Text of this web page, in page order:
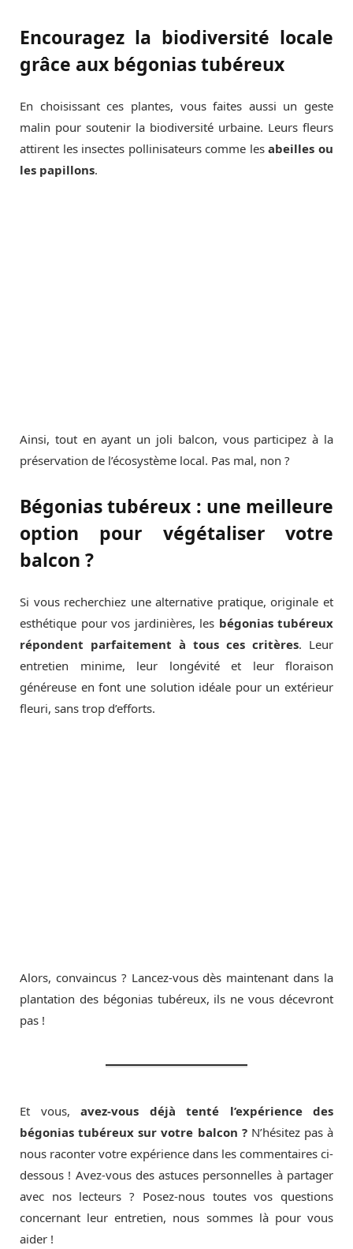
Encouragez la biodiversité locale
grâce aux bégonias tubéreux
En choisissant ces plantes, vous faites aussi un geste
malin pour soutenir la biodiversité urbaine. Leurs fleurs
attirent les insectes pollinisateurs comme lesabeilles ou
les papillons.
Ainsi, tout en ayant un joli balcon, vous participez à la
préservation de l’écosystème local. Pas mal, non ?
Bégonias tubéreux : une meilleure
option pour végétaliser votre
balcon ?
Si vous recherchiez une alternative pratique, originale et
esthétique pour vos jardinières, les bégonias tubéreux
répondent parfaitement à tous ces critères. Leur
entretien minime, leur longévité et leur floraison
généreuse en font une solution idéale pour un extérieur
fleuri, sans trop d’efforts.
Alors, convaincus ? Lancez-vous dès maintenant dans la
plantation des bégonias tubéreux, ils ne vous décevront
pas !
Et vous, avez-vous déjà tenté l’expérience des
bégonias tubéreux sur votre balcon ?N’hésitez pas à
nous raconter votre expérience dans les commentaires ci-
dessous ! Avez-vous des astuces personnelles à partager
avec nos lecteurs ? Posez-nous toutes vos questions
concernant leur entretien, nous sommes là pour vous
aider !